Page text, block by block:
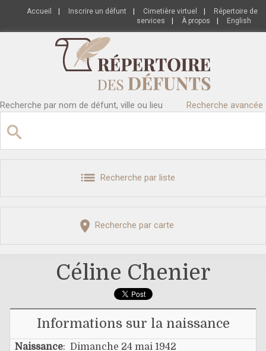
Accueil Inscrire un défunt Cimetière virtuel
Répertoire de
services
À propos English
Recherche par nom de défunt, ville ou lieu Recherche avancée
Recherche par liste
Recherche par carte
Céline Chenier
Informations sur la naissance
Naissance: Dimanche 24 mai 1942